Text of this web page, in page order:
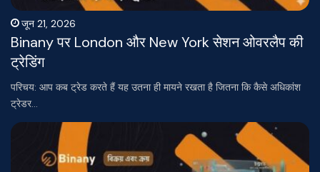
जून 21, 2026
Binany पर London और New York सेशन ओवरलैप की
ट्रेडिंग
परिचय: आप कब ट्रेड करते हैं यह उतना ही मायने रखता है जितना कि कैसे अधिकांश
ट्रेडर…